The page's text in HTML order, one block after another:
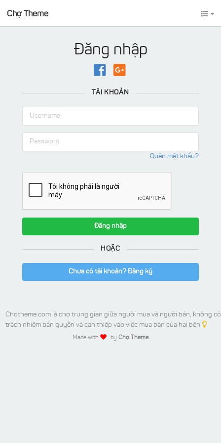
Chợ Theme
Đăng nhập
TÀI KHOẢN
Quên mật khẩu?
Đăng nhập
HOẶC
Chưa có tài khoản? Đăng ký
Chotheme.com là chợ trung gian giữa người mua và người bán, không có
trách nhiệm bản quyền và can thiệp vào việc mua bán của hai bên
Made with by Chợ Theme